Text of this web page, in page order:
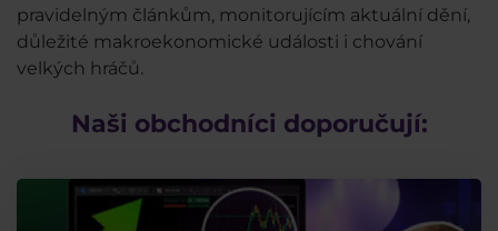
pravidelným článkům, monitorujícím aktuální dění,
důležité makroekonomické události i chování
velkých hráčů.
Naši obchodníci doporučují: